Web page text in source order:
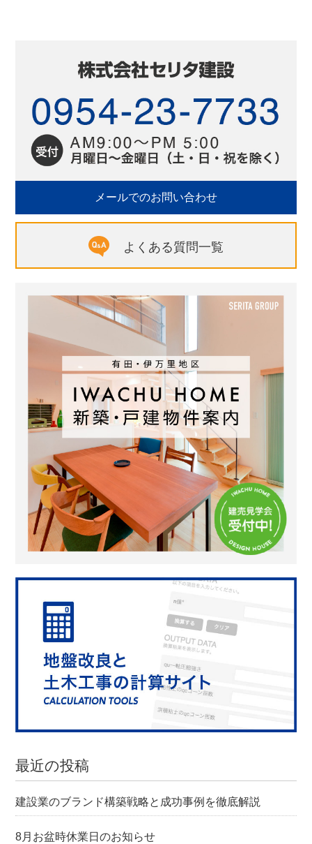
メールでのお問い合わせ
よくある質問一覧
最近の投稿
建設業のブランド構築戦略と成功事例を徹底解説
8月お盆時休業日のお知らせ